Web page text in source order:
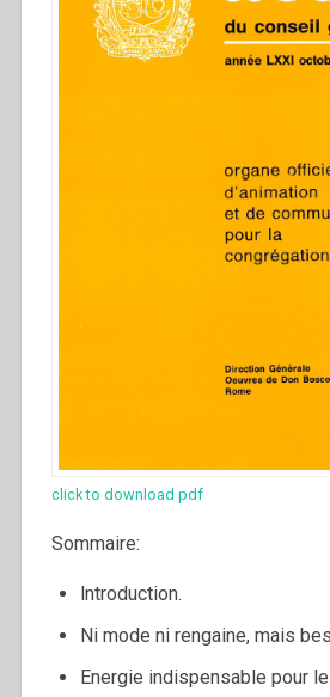
click to download pdf
Sommaire:
lntroduction.
Ni mode ni rengaine, mais
Energie indispensable pour